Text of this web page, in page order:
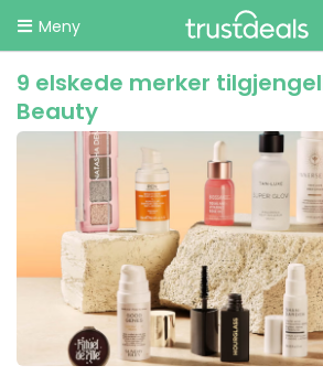
Meny
9 elskede merker
Beauty